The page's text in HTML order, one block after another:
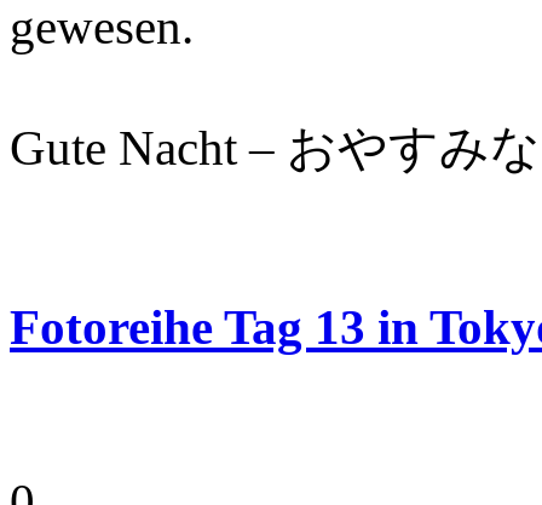
gewesen.
Gute Nacht – おやすみ
Fotoreihe Tag 13 in